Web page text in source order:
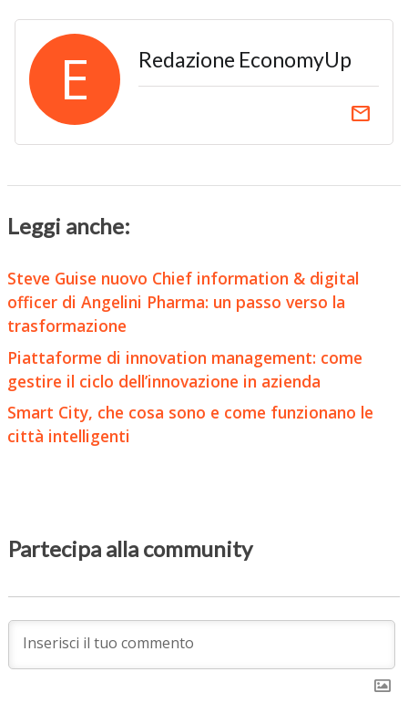
E Redazione EconomyUp
email
Leggi anche:
Steve Guise nuovo Chief information & digital
officer di Angelini Pharma: un passo verso la
trasformazione
Piattaforme di innovation management: come
gestire il ciclo dell’innovazione in azienda
Smart City, che cosa sono e come funzionano le
città intelligenti
Partecipa alla community